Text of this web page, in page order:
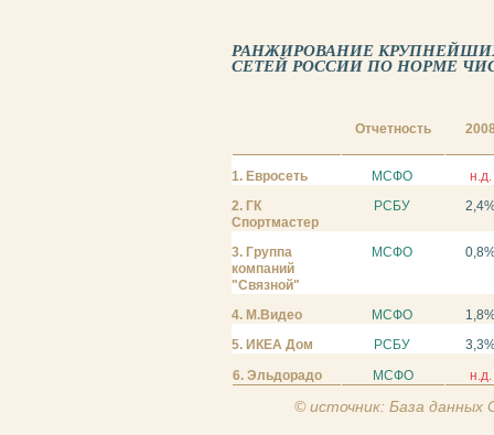
РАНЖИРОВАНИЕ
СЕТЕЙ РОССИИ ПО НОРМЕ
Отчетность
1. Евросеть МСФО
н.д.
2. ГК
Спортмастер
РСБУ
3. Группа
компаний
"Связной"
МСФО
4. М.Видео МСФО
5. ИКЕА Дом
РСБУ
6. Эльдорадо
МСФО н.д.
© источник: База